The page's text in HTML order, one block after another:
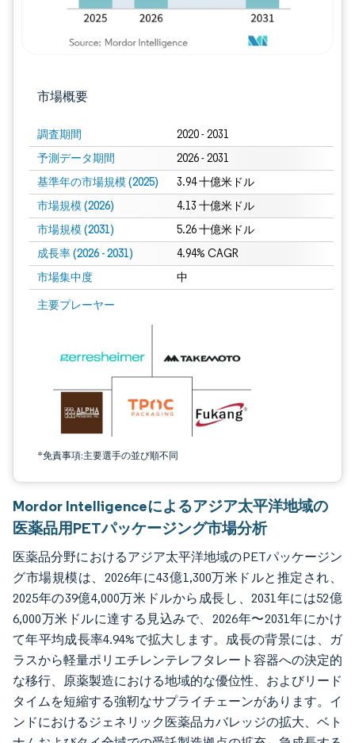
市場概要
調査期間 2020 - 2031
予測データ期間 2026 - 2031
基準年の市場規模 (2025) 3.94 十億米ドル
市場規模 (2026) 4.13 十億米ドル
市場規模 (2031) 5.26 十億米ドル
成長率 (2026 - 2031) 4.94% CAGR
市場集中度 中
主要プレーヤー
*免責事項:主要選手の並び順不同
画像 © Mordor Intelligence。再利用にはCC BY 4.0の表示が必要です。
Mordor Intelligenceによるアジア太平洋地域の
医薬品用PETパッケージング市場分析
医薬品分野におけるアジア太平洋地域のPETパッケージン
グ市場規模は、2026年に43億1,300万米ドルと推定され、
2025年の39億4,000万米ドルから成長し、2031年には52億
6,000万米ドルに達する見込みで、2026年〜2031年にかけ
て年平均成長率4.94%で拡大します。成長の背景には、ガ
ラスから軽量ポリエチレンテレフタレート容器への決定的
な移行、原薬製造における地域的な優位性、およびリード
タイムを短縮する強靭なサプライチェーンがあります。イ
ンドにおけるジェネリック医薬品カバレッジの拡大、ベト